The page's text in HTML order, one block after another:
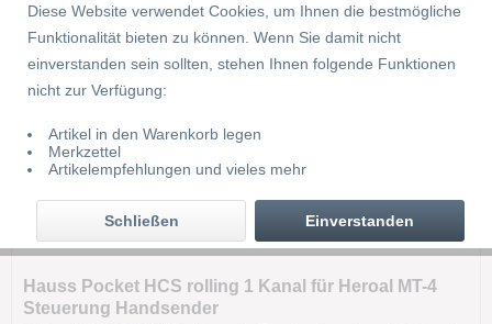
Hauss Pocket HCS rolling 1 Kanal für Heroal MT-4
Steuerung Handsender
Diese Website verwendet Cookies, um Ihnen die bestmögliche
Funktionalität bieten zu können. Wenn Sie damit nicht
einverstanden sein sollten, stehen Ihnen folgende Funktionen
nicht zur Verfügung:
Artikel in den Warenkorb legen
Merkzettel
Artikelempfehlungen und vieles mehr
Einverstanden
Schließen